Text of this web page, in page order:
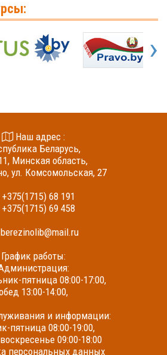
›
Наш адрес :
Беларусь,
Минская область,
ул. Комсомольская, 27
+375(1715) 68 191
+375(1715) 69 458
berezinolib@mail.ru
График работы:
пятница 08:00-17:00,
13:00-14:00,
и информации:
пятница 08:00-19:00,
09:00-18:00
персональных данных